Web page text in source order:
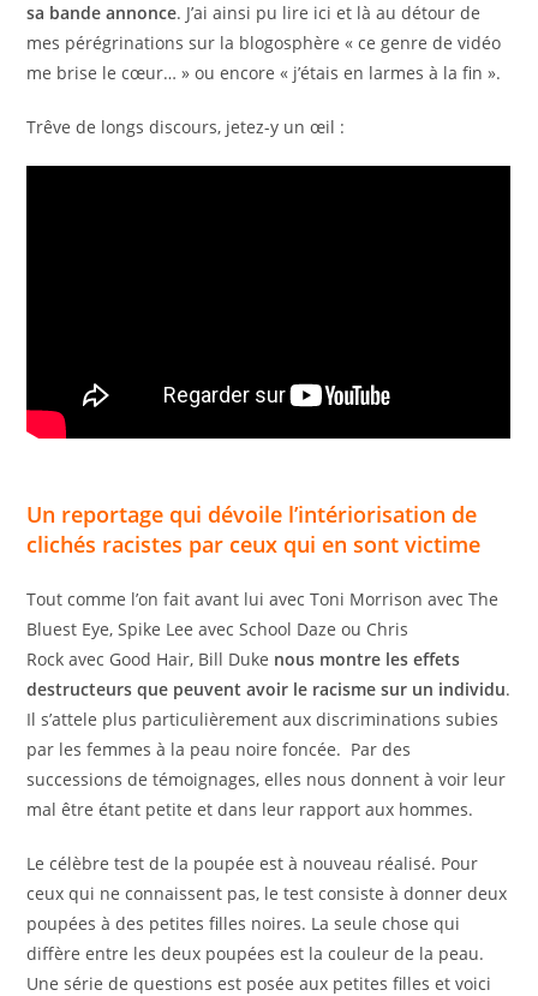
sa bande annonce. J’ai ainsi pu lire ici et là au détour de
mes pérégrinations sur la blogosphère « ce genre de vidéo
me brise le cœur… » ou encore « j’étais en larmes à la fin ».
Trêve de longs discours, jetez-y un œil :
Un reportage qui dévoile l’intériorisation de
clichés racistes par ceux qui en sont victime
Tout comme l’on fait avant lui avec Toni Morrison avec The
Bluest Eye, Spike Lee avec School Daze ou Chris
Rock avec Good Hair, Bill Duke nous montre les effets
destructeurs que peuvent avoir le racisme sur un individu.
Il s’attele plus particulièrement aux discriminations subies
par les femmes à la peau noire foncée. Par des
successions de témoignages, elles nous donnent à voir leur
mal être étant petite et dans leur rapport aux hommes.
Le célèbre test de la poupée est à nouveau réalisé. Pour
ceux qui ne connaissent pas, le test consiste à donner deux
poupées à des petites filles noires. La seule chose qui
diffère entre les deux poupées est la couleur de la peau.
Une série de questions est posée aux petites filles et voici